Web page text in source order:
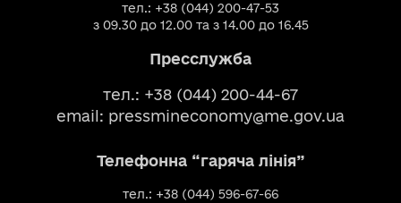
тел.: +38 (044) 200-47-53
з 09.30 до 12.00 та з 14.00 до 16.45
Пресслужба
тел.: +38 (044) 200-44-67
email: pressmineconomy@me.gov.ua
Телефонна “гаряча лінія”
тел.: +38 (044) 596-67-66